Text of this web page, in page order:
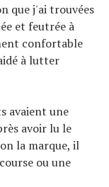
que j'ai trouvées
et feutrée à
confortable
à lutter
avaient une
avoir lu le
la marque, il
ou une